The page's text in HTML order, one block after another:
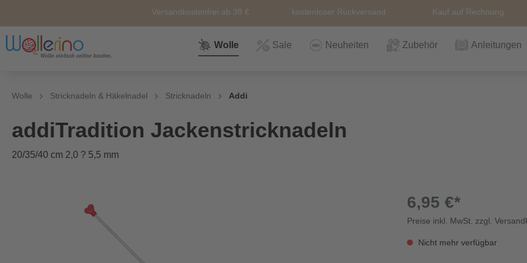
Versandkostenfrei ab 39 € kostenloser Rückversand Kauf auf Rechnung
Wolle Sale Neuheiten Zubehör Anleitungen
Neuheiten
Sale
Zubehör
Wolle Zubehör
Nähkörbe &
Nähkästen
Nähzubehör
Prym Love
Alle
Wolle Stricknadeln & Häkelnadel Stricknadeln Addi
addiTradition Jackenstricknadeln
20/35/40 cm 2,0 ? 5,5 mm
6,95 €*
Preise inkl. MwSt. zzgl.
Nicht mehr verfügbar